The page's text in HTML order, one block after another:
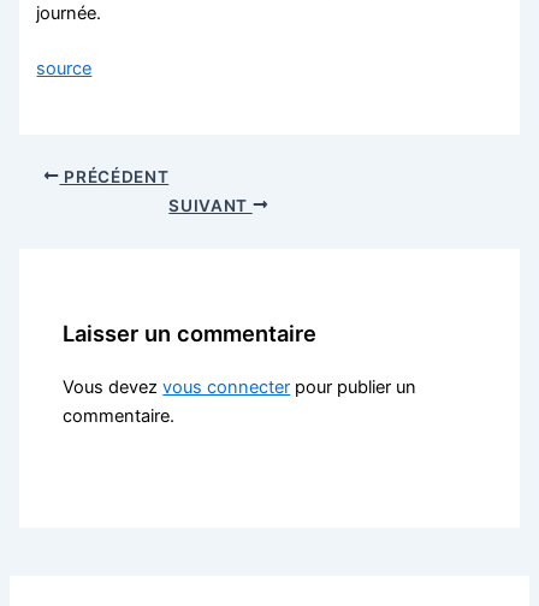
journée.
source
PRÉCÉDENT
SUIVANT
Laisser un commentaire
Vous devezvous connecter pour publier un
commentaire.